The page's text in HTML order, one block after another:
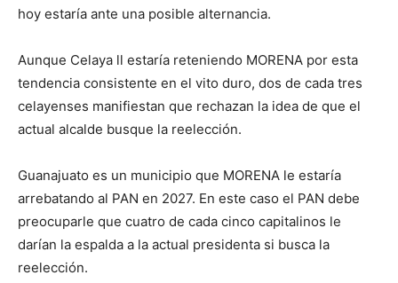
hoy estaría ante una posible alternancia.
Aunque Celaya ll estaría reteniendo MORENA por esta
tendencia consistente en el vito duro, dos de cada tres
celayenses manifiestan que rechazan la idea de que el
actual alcalde busque la reelección.
Guanajuato es un municipio que MORENA le estaría
arrebatando al PAN en 2027. En este caso el PAN debe
preocuparle que cuatro de cada cinco capitalinos le
darían la espalda a la actual presidenta si busca la
reelección.